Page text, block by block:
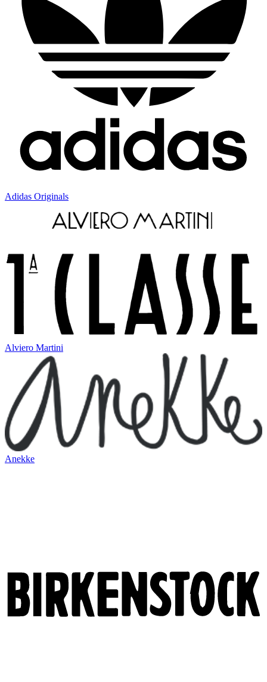
Adidas Originals
Alviero Martini
Anekke